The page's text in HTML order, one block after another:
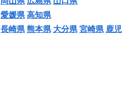
愛媛県 高知県
長崎県 熊本県 大分県 宮崎県 鹿児